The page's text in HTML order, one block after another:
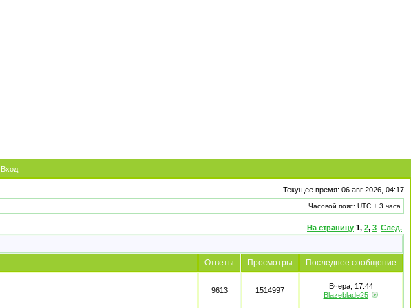
Вход
Текущее время: 06 авг 2026, 04:17
Часовой пояс: UTC + 3 часа
На страницу 1, 2, 3 След.
Ответы Просмотры
Последнее сообщение
9613 1514997
Вчера, 17:44
Blazeblade25